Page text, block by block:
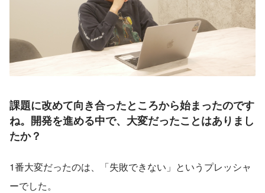
課題に改めて向き合ったところから始まったのです
ね。開発を進める中で、大変だったことはありまし
たか？
1番大変だったのは、「失敗できない」というプレッシャ
ーでした。